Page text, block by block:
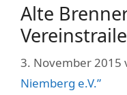
Alte
3. November 2015
Niemberg e.V.”